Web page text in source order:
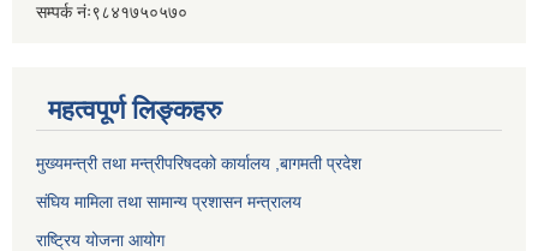
सम्पर्क नंः९८४१७५०५७०
महत्वपूर्ण लिङ्कहरु
मुख्यमन्त्री तथा मन्त्रीपरिषदको कार्यालय ,बागमती प्रदेश
संघिय मामिला तथा सामान्य प्रशासन मन्त्रालय
राष्ट्रिय योजना आयोग